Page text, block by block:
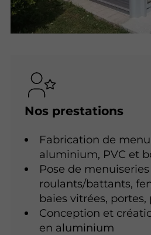
Nos prestations
Fabrication de
aluminium, PVC et
Pose de
roulants/battants,
baies vitrées, portes,
Conception et
en aluminium